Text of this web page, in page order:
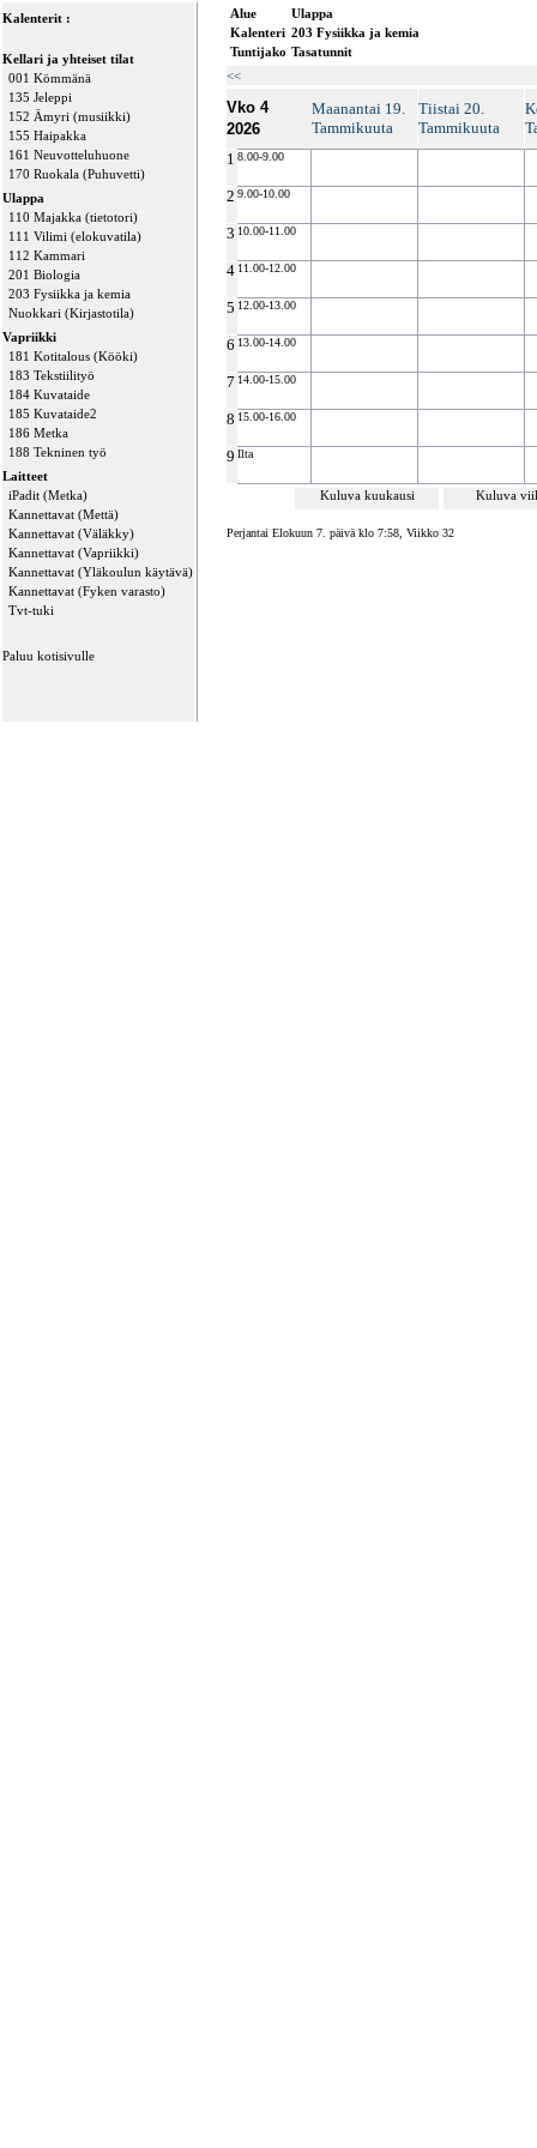
Kalenterit :
Kellari ja yhteiset tilat
001 Kömmänä
135 Jeleppi
152 Ämyri (musiikki)
155 Haipakka
161 Neuvotteluhuone
170 Ruokala (Puhuvetti)
Ulappa
110 Majakka (tietotori)
111 Vilimi (elokuvatila)
112 Kammari
201 Biologia
203 Fysiikka ja kemia
Nuokkari (Kirjastotila)
Vapriikki
181 Kotitalous (Kööki)
183 Tekstiilityö
184 Kuvataide
185 Kuvataide2
186 Metka
188 Tekninen työ
Laitteet
iPadit (Metka)
Kannettavat (Mettä)
Kannettavat (Väläkky)
Kannettavat (Vapriikki)
Kannettavat (Yläkoulun käytävä)
Kannettavat (Fyken varasto)
Tvt-tuki
Paluu kotisivulle
Alue
Ulappa
Kalenteri 203 Fysiikka ja kemia
Tuntijako Tasatunnit
<<
Vko 4
2026
Maanantai 19.
Tammikuuta
Tiistai 20.
Tammikuuta
1 8.00-9.00
2 9.00-10.00
3 10.00-11.00
4 11.00-12.00
5 12.00-13.00
6 13.00-14.00
7 14.00-15.00
8 15.00-16.00
9 Ilta
Kuluva kuukausi Kuluva
Perjantai Elokuun 7. päivä klo 7:58, Viikko 32